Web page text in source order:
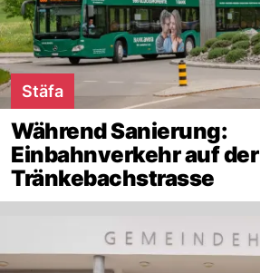
Stäfa
Während Sanierung:
Einbahnverkehr auf der
Tränkebachstrasse